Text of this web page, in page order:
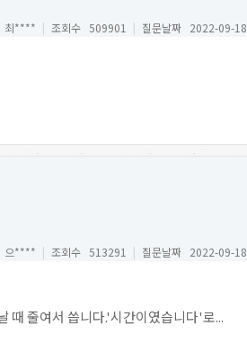
최**** | 조회수 509901 | 질문날짜 2022-09-18
으**** | 조회수 513291 | 질문날짜 2022-09-18
때 줄여서 씁니다.'시간이였습니다'로...